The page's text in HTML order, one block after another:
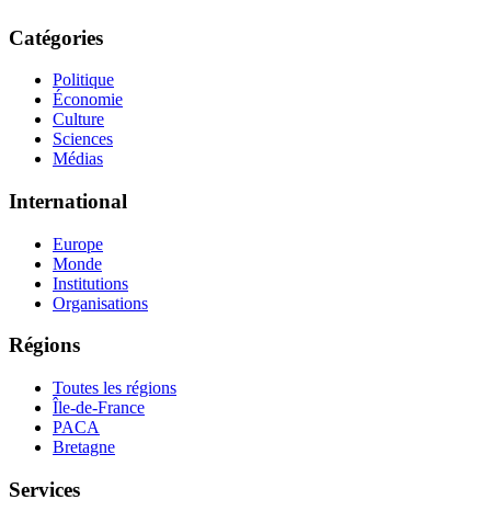
Catégories
Politique
Économie
Culture
Sciences
Médias
International
Europe
Monde
Institutions
Organisations
Régions
Toutes les régions
Île-de-France
PACA
Bretagne
Services